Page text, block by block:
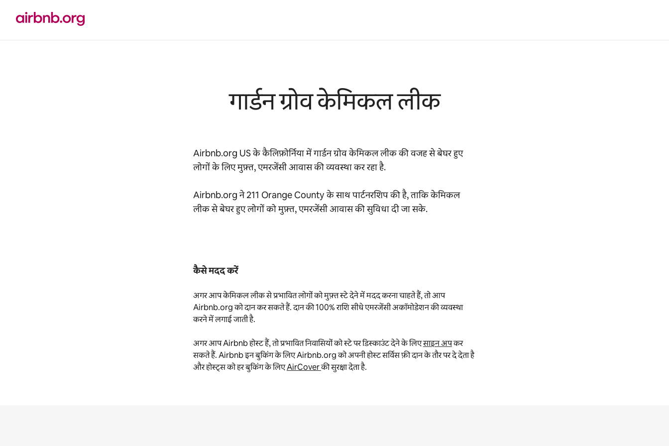
छोड़कर
गार्डन ग्रोव केमिकल लीक
Airbnb.org US के कैलिफ़ोर्निया में गार्डन ग्रोव केमिकल लीक की वजह से बेघर हुए
लोगों के लिए मुफ़्त, एमरजेंसी आवास की व्यवस्था कर रहा है.
Airbnb.org ने 211 Orange County के साथ पार्टनरशिप की है, ताकि केमिकल
लीक से बेघर हुए लोगों को मुफ़्त, एमरजेंसी आवास की सुविधा दी जा सके.
कैसे मदद करें
अगर आप केमिकल लीक से प्रभावित लोगों को मुफ़्त स्टे देने में मदद करना चाहते हैं, तो आप
Airbnb.org को दान कर सकते हैं. दान की 100% राशि सीधे एमरजेंसी अकॉमोडेशन की व्यवस्था
करने में लगाई जाती है.
अगर आप Airbnb होस्ट हैं, तो प्रभावित निवासियों को स्टे पर डिस्काउंट देने के लिएसाइन अपकर
सकते हैं. Airbnb इन बुकिंग के लिए Airbnb.org को अपनी होस्ट सर्विस फ़ी दान के तौर पर दे देता है
और होस्ट्स को हर बुकिंग के लिएAirCoverकी सुरक्षा देता है.